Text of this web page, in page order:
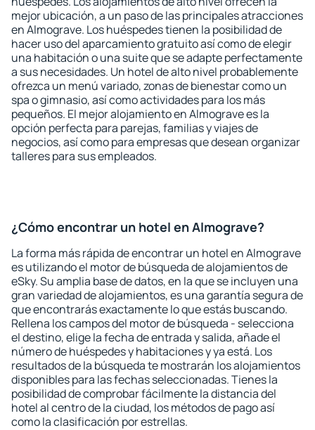
mejor ubicación, a un paso de las principales atracciones
en Almograve. Los huéspedes tienen la posibilidad de
hacer uso del aparcamiento gratuito así como de elegir
una habitación o una suite que se adapte perfectamente
a sus necesidades. Un hotel de alto nivel probablemente
ofrezca un menú variado, zonas de bienestar como un
spa o gimnasio, así como actividades para los más
pequeños. El mejor alojamiento en Almograve es la
opción perfecta para parejas, familias y viajes de
negocios, así como para empresas que desean organizar
talleres para sus empleados.
¿Cómo encontrar un hotel en Almograve?
La forma más rápida de encontrar un hotel en Almograve
es utilizando el motor de búsqueda de alojamientos de
eSky. Su amplia base de datos, en la que se incluyen una
gran variedad de alojamientos, es una garantía segura de
que encontrarás exactamente lo que estás buscando.
Rellena los campos del motor de búsqueda - selecciona
el destino, elige la fecha de entrada y salida, añade el
número de huéspedes y habitaciones y ya está. Los
resultados de la búsqueda te mostrarán los alojamientos
disponibles para las fechas seleccionadas. Tienes la
posibilidad de comprobar fácilmente la distancia del
hotel al centro de la ciudad, los métodos de pago así
como la clasificación por estrellas.